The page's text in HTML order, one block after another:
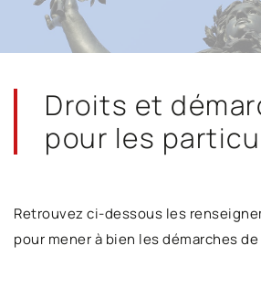
Droits et
pour les
Retrouvez ci-dessous les
pour mener à bien les démarches